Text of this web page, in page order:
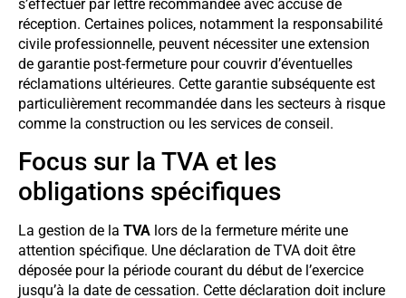
s’effectuer par lettre recommandée avec accusé de
réception. Certaines polices, notamment la responsabilité
civile professionnelle, peuvent nécessiter une extension
de garantie post-fermeture pour couvrir d’éventuelles
réclamations ultérieures. Cette garantie subséquente est
particulièrement recommandée dans les secteurs à risque
comme la construction ou les services de conseil.
Focus sur la TVA et les
obligations spécifiques
La gestion de la TVA lors de la fermeture mérite une
attention spécifique. Une déclaration de TVA doit être
déposée pour la période courant du début de l’exercice
jusqu’à la date de cessation. Cette déclaration doit inclure